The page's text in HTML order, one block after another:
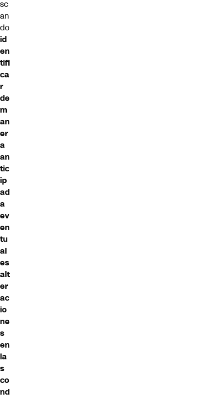
sc
an
do
id
en
tifi
ca
r
de
m
an
er
a
an
tic
ip
ad
a
ev
en
tu
al
es
alt
er
ac
io
ne
s
en
la
s
co
nd